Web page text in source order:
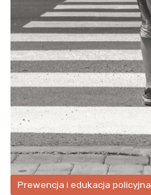
Prewencja i edukacja policyjna